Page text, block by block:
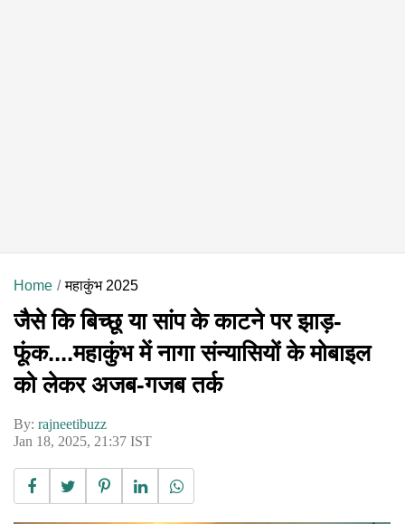
Home महाकुंभ 2025
जैसे कि बिच्छू या सांप के काटने पर झाड़-
फूंक....महाकुंभ में नागा संन्यासियों के मोबाइल
को लेकर अजब-गजब तर्क
By: rajneetibuzz
Jan 18, 2025, 21:37 IST